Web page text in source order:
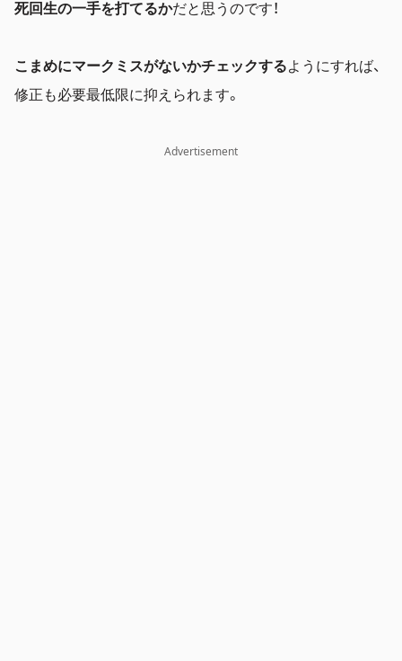
死回生の一手を打てるかだと思うのです！
こまめにマークミスがないかチェックするようにすれば、
修正も必要最低限に抑えられます。
Advertisement